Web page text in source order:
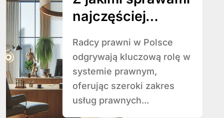
najczęściej
klienci do radców
prawnych?
Radcy prawni w Polsce
odgrywają kluczową rolę w
systemie prawnym,
oferując szeroki zakres
usług prawnych...